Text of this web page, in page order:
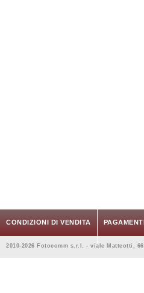
CONDIZIONI DI VENDITA
2010-2026 Fotocomm s.r.l. - viale Matteotti, 66